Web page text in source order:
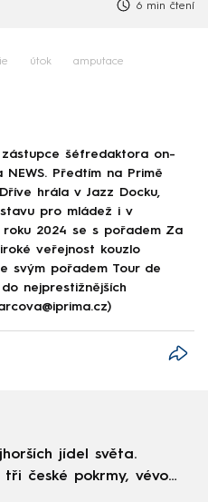
6 min čtení
útok amputace
šéfredaktora on-
Předtím na Primě
hrála v Jazz Docku,
pro mládež i v
2024 se s pořadem Za
veřejnost kouzlo
svým pořadem Tour de
nejprestižnějších
jídel světa.
české pokrmy, vévodí